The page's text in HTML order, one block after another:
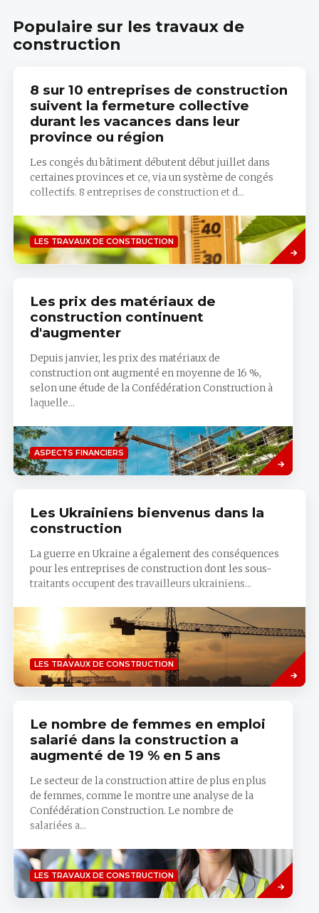
Populaire sur les travaux de
construction
8 sur 10 entreprises de construction
suivent la fermeture collective
durant les vacances dans leur
province ou région
Les congés du bâtiment débutent début juillet dans
certaines provinces et ce, via un système de congés
collectifs. 8 entreprises de construction et d...
LES TRAVAUX DE CONSTRUCTION
Savoir
plus
Les prix des matériaux de
construction continuent
d'augmenter
Depuis janvier, les prix des matériaux de
construction ont augmenté en moyenne de 16 %,
selon une étude de la Confédération Construction à
laquelle...
ASPECTS FINANCIERS
Savoir
plus
Les Ukrainiens bienvenus dans la
construction
La guerre en Ukraine a également des conséquences
pour les entreprises de construction dont les sous-
traitants occupent des travailleurs ukrainiens...
LES TRAVAUX DE CONSTRUCTION
Savoir
plus
Le nombre de femmes en emploi
salarié dans la construction a
augmenté de 19 % en 5 ans
Le secteur de la construction attire de plus en plus
de femmes, comme le montre une analyse de la
Confédération Construction. Le nombre de
salariées a...
LES TRAVAUX DE CONSTRUCTION
Savoir
plus